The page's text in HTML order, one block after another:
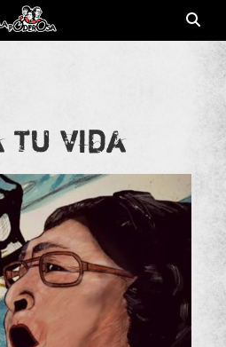
literario del movimiento La
tu vida